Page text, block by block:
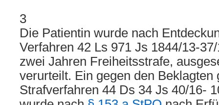
3
Die Patientin wurde nach
Verfahren 42 Ls 971 Js 1844/13-
zwei Jahren Freiheitsstrafe,
verurteilt. Ein gegen den Beklagten
Strafverfahren 44 Ds 34 Js 40/16-